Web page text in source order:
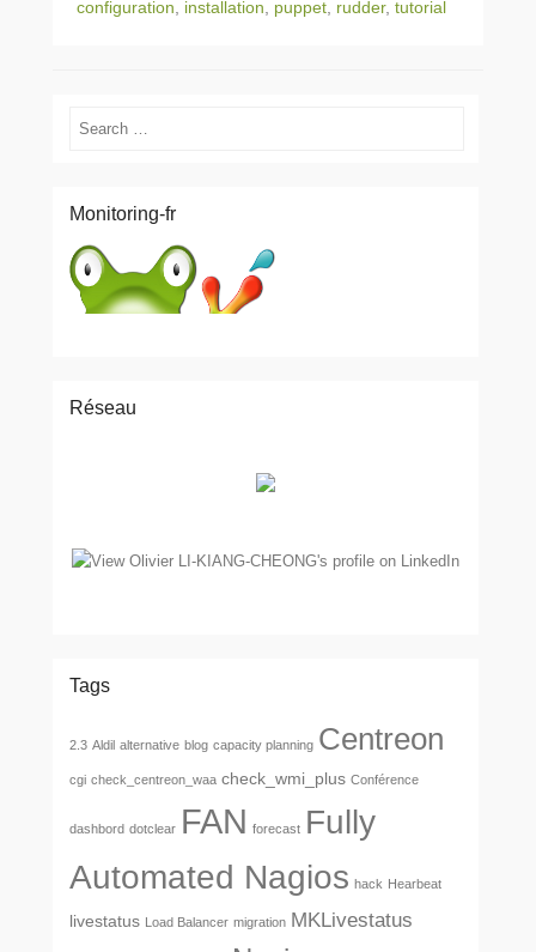
configuration
installation puppet rudder, tutorial
Search
Monitoring-fr
Réseau
Tags
2.3 Aldil alternative blog capacity planning Centreon
cgi check_centreon_waa check_wmi_plus Conférence
dashbord dotclear FAN forecast Fully
Automated Nagios hack Hearbeat
livestatus Load Balancer migration MKLivestatus